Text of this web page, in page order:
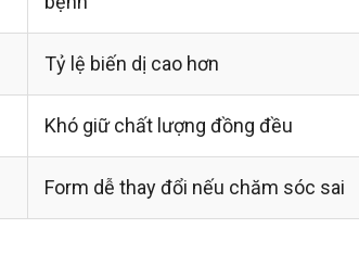
Tỷ lệ biến dị cao hơn
Khó giữ chất lượng đồng đều
Form dễ thay đổi nếu chăm sóc sai